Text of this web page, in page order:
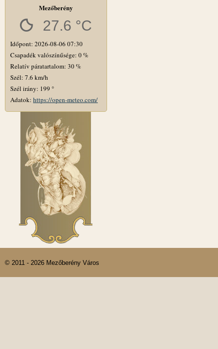
Mezőberény
27.6 °C
Időpont: 2026-08-06 07:30
Csapadék valószínűsége: 0 %
Relatív páratartalom: 30 %
Szél: 7.6 km/h
Szél irány: 199 °
Adatok: https://open-meteo.com/
© 2011 - 2026 Mezőberény Város